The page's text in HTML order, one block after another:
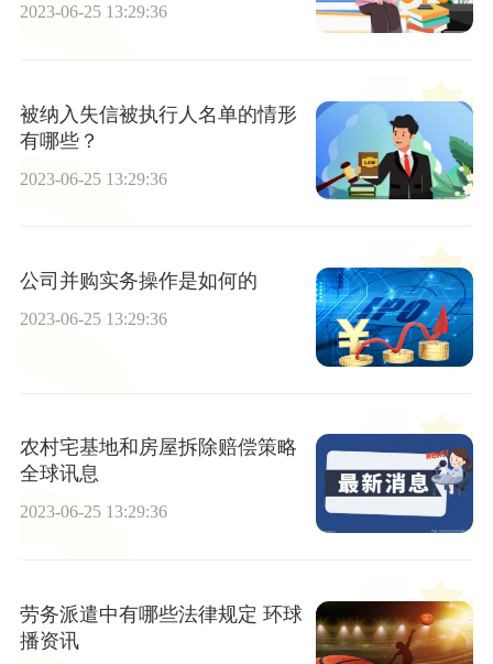
2023-06-25 13:29:36
被纳入失信被执行人名单的情形
有哪些？
2023-06-25 13:29:36
公司并购实务操作是如何的
2023-06-25 13:29:36
农村宅基地和房屋拆除赔偿策略
全球讯息
2023-06-25 13:29:36
劳务派遣中有哪些法律规定 环球
播资讯